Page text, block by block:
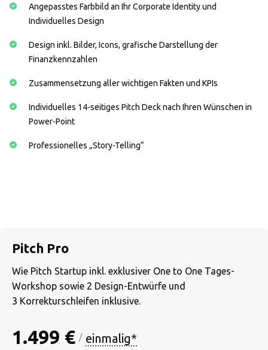
Angepasstes Farbbild an Ihr Corporate Identity und
Individuelles Design
Design inkl. Bilder, Icons, grafische Darstellung der
Finanzkennzahlen
Zusammensetzung aller wichtigen Fakten und KPIs
Individuelles 14-seitiges Pitch Deck nach Ihren Wünschen in
Power-Point
Professionelles „Story-Telling“
Pitch Pro
Wie Pitch Startup inkl. exklusiver One to One Tages-
Workshop sowie 2 Design-Entwürfe und
3 Korrekturschleifen inklusive.
1.499 € / einmalig*